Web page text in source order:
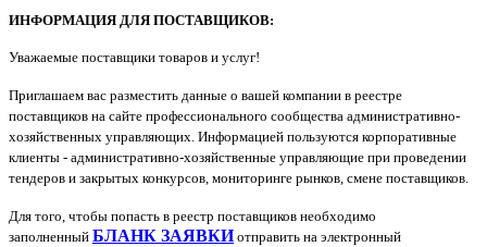
ИНФОРМАЦИЯ ДЛЯ ПОСТАВЩИКОВ:
Уважаемые поставщики товаров и услуг!
Приглашаем вас разместить данные о вашей компании в реестре
поставщиков на сайте профессионального сообщества административно-
хозяйственных управляющих. Информацией пользуются корпоративные
клиенты - административно-хозяйственные управляющие при проведении
тендеров и закрытых конкурсов, мониторинге рынков, смене поставщиков.
Для того, чтобы попасть в реестр поставщиков необходимо
заполненный БЛАНК ЗАЯВКИотправить на электронный